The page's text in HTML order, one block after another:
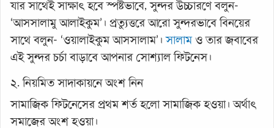
যার সাথেই সাক্ষাৎ হবে স্পষ্টভাবে, সুন্দর উচ্চারণে বলুন-
‘আসসালামু আলাইকুম’। প্রত্যুত্তরে আরো সুন্দরভাবে বিনয়ের
সাথে বলুন- ‘ওয়ালাইকুম আসসালাম’।সালামও তার জবাবের
এই সুন্দর চর্চা বাড়াবে আপনার সোশ্যাল ফিটনেস।
২. নিয়মিত সাদাকায়নে অংশ নিন
সামাজিক ফিটনেসের প্রথম শর্ত হলো সামাজিক হওয়া। অর্থাৎ
সমাজের অংশ হওয়া।